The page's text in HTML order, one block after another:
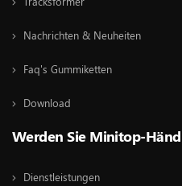
Nachrichten & Neuheiten
Faq's Gummiketten
Download
Werden Sie Minitop-
Dienstleistungen